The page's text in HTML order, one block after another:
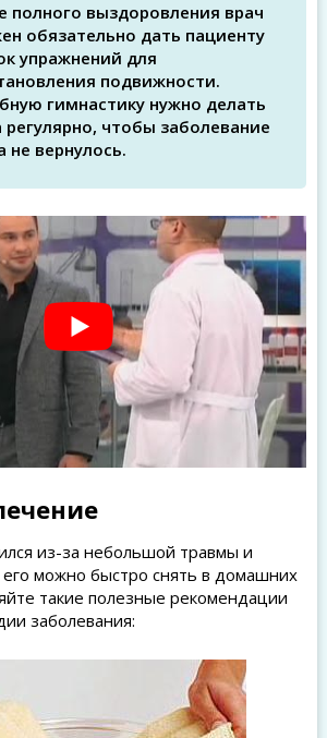
полного выздоровления врач
обязательно дать пациенту
упражнений для
подвижности.
гимнастику нужно делать
чтобы заболевание
не вернулось.
из-за небольшой травмы и
можно быстро снять в домашних
такие полезные рекомендации
заболевания: